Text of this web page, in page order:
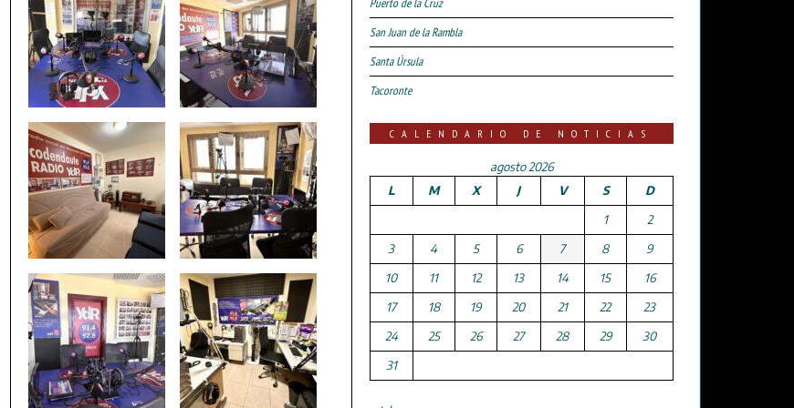
San Juan de la Rambla
Santa Úrsula
Tacoronte
CALENDARIO DE NOTICIAS
agosto 2026
L
M X J V S
D
1
2
3
4 5 6 7 8
9
10
11 12 13 14 15
16
17
18 19 20 21 22
23
24
25 26 27 28 29
30
31